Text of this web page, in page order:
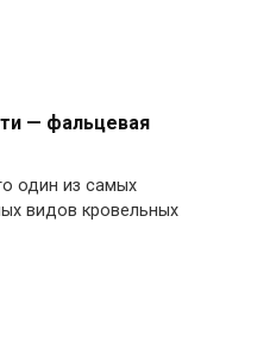
— фальцевая
один из самых
видов кровельных